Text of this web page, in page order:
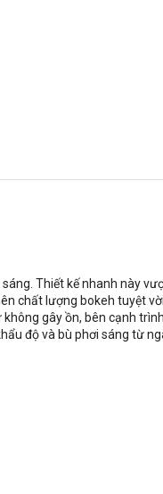
Thiết kế nhanh này
chất lượng bokeh tuyệt
gây ồn, bên cạnh
độ và bù phơi sáng từ